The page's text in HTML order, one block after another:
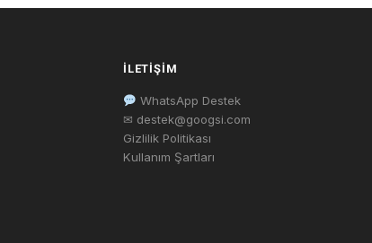
İLETIŞIM
WhatsApp Destek
✉ destek@googsi.com
Gizlilik Politikası
Kullanım Şartları